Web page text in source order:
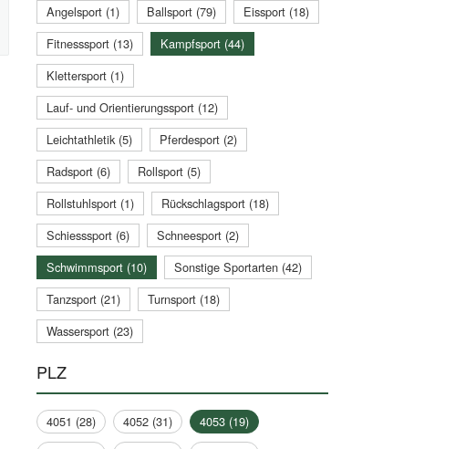
Angelsport (1) Ballsport (79)
Eissport (18)
Fitnesssport (13)
Kampfsport (44)
Klettersport (1)
Lauf- und Orientierungssport (12)
Leichtathletik (5)
Pferdesport (2)
Radsport (6)
Rollsport (5)
Rollstuhlsport (1)
Rückschlagsport (18)
Schiesssport (6)
Schneesport (2)
Schwimmsport (10)
Sonstige Sportarten (42)
Tanzsport (21)
Turnsport (18)
Wassersport (23)
PLZ
4051 (28) 4052 (31)
4053 (19)